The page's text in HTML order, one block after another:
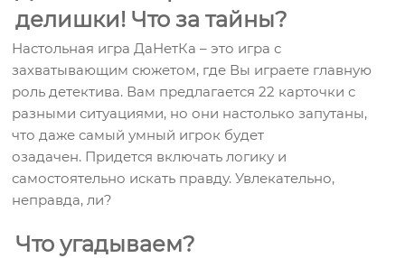
делишки! Что за тайны?
Настольная игра ДаНетКа – это игра с
захватывающим сюжетом, где Вы играете главную
роль детектива. Вам предлагается 22 карточки с
разными ситуациями, но они настолько запутаны,
что даже самый умный игрок будет
озадачен. Придется включать логику и
самостоятельно искать правду. Увлекательно,
неправда, ли?
Что угадываем?